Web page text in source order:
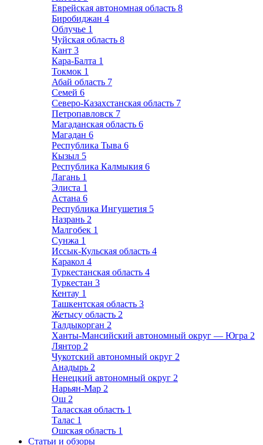
Еврейская автономная область 8
Биробиджан 4
Облучье 1
Чуйская область 8
Кант 3
Кара-Балта 1
Токмок 1
Абай область 7
Семей 6
Северо-Казахстанская область 7
Петропавловск 7
Магаданская область 6
Магадан 6
Республика Тыва 6
Кызыл 5
Республика Калмыкия 6
Лагань 1
Элиста 1
Астана 6
Республика Ингушетия 5
Назрань 2
Малгобек 1
Сунжа 1
Иссык-Кульская область 4
Каракол 4
Туркестанская область 4
Туркестан 3
Кентау 1
Ташкентская область 3
Жетысу область 2
Талдыкорган 2
Ханты-Мансийский автономный округ — Югра 2
Лянтор 2
Чукотский автономный округ 2
Анадырь 2
Ненецкий автономный округ 2
Нарьян-Мар 2
Ош 2
Таласская область 1
Талас 1
Ошская область 1
Статьи и обзоры